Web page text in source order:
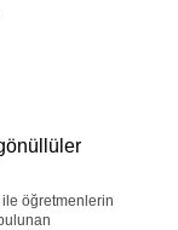
öğretmenlerin